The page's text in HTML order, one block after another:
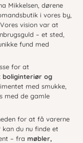
Mikkelsen, dørene
i vores by,
vision var at
– et sted,
fund med
for at
boliginteriør og
med smukke,
med de gamle
for at få varerne
du nu finde et
– fra møbler,